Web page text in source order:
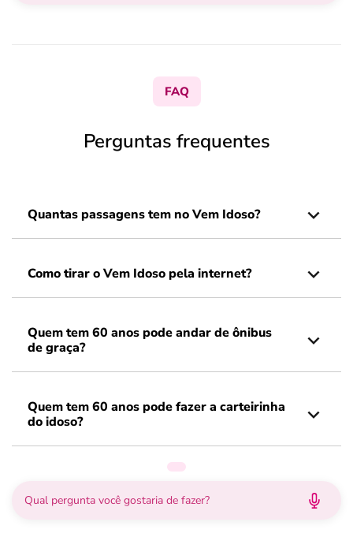
FAQ
Perguntas frequentes
Quantas passagens tem no Vem Idoso?
Como tirar o Vem Idoso pela internet?
Quem tem 60 anos pode andar de ônibus
de graça?
Quem tem 60 anos pode fazer a carteirinha
do idoso?